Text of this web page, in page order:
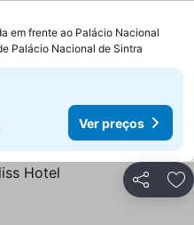
em frente ao Palácio Nacional
Palácio Nacional de Sintra
Ver preços
Partilhar